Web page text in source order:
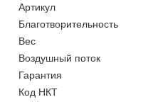
Артикул
Благотворительность
Вес
Воздушный поток
Гарантия
Код НКТ